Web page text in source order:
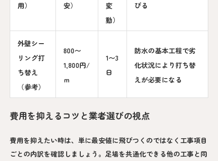
用）
安）
変
動）
びる
外壁シー
リング打
ち替え
（参考）
800〜
1,800円/
ｍ
1〜3
日
防水の基本工程で劣
化状況により打ち替
えが必要になる
費用を抑えるコツと業者選びの視点
費用を抑えたい時は、単に最安値に飛びつくのではなく工事項目
ごとの内訳を確認しましょう。足場を共通化できる他の工事と同